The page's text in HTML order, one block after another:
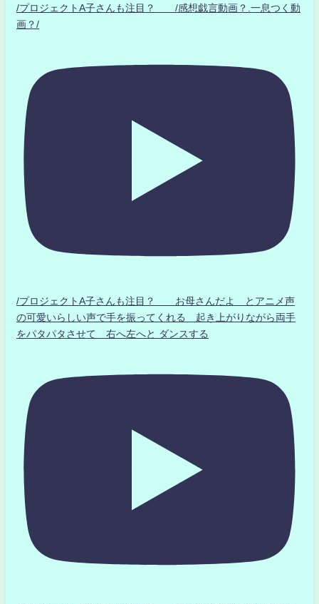
/プロジェクトA子さんも注目？ /感想戯言動画？.一息つく動
画？/
/プロジェクトA子さんも注目？ お母さんだよ とアニメ声
の可愛いらしい声で手を振ってくれる 起き上がりながら両手
をパタパタさせて 右へ左へと ダンスする